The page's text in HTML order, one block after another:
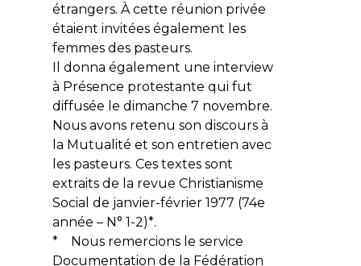
étrangers. À cette réunion privée
étaient invitées également les
femmes des pasteurs.
Il donna également une interview
à Présence protestante qui fut
diffusée le dimanche 7 novembre.
Nous avons retenu son discours à
la Mutualité et son entretien avec
les pasteurs. Ces textes sont
extraits de la revue Christianisme
Social de janvier-février 1977 (74e
année – N° 1-2)*.
* Nous remercions le service
Documentation de la Fédération